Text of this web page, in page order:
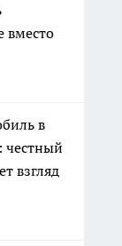
вместо
в
честный
взгляд